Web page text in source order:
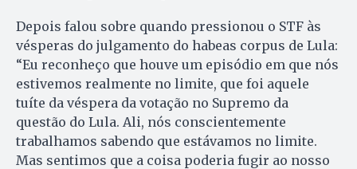
Depois falou sobre quando pressionou o STF às
vésperas do julgamento do habeas corpus de Lula:
“Eu reconheço que houve um episódio em que nós
estivemos realmente no limite, que foi aquele
tuíte da véspera da votação no Supremo da
questão do Lula. Ali, nós conscientemente
trabalhamos sabendo que estávamos no limite.
Mas sentimos que a coisa poderia fugir ao nosso